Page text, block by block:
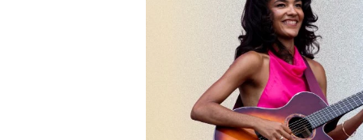
REFRESHER
MédiaajánlatImpresszum